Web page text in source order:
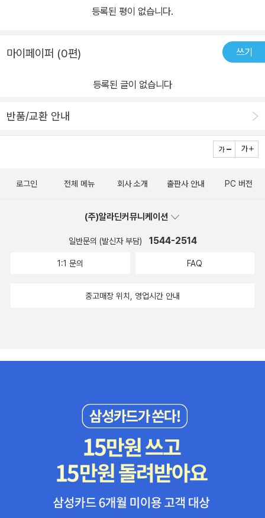
등록된 평이 없습니다.
마이페이퍼 (0편) 쓰기
등록된 글이 없습니다
반품/교환 안내
로그인 전체 메뉴 회사 소개 출판사 안내 PC 버전
(주)알라딘커뮤니케이션
일반문의 (발신자 부담) 1544-2514
1:1 문의 FAQ
중고매장 위치, 영업시간 안내